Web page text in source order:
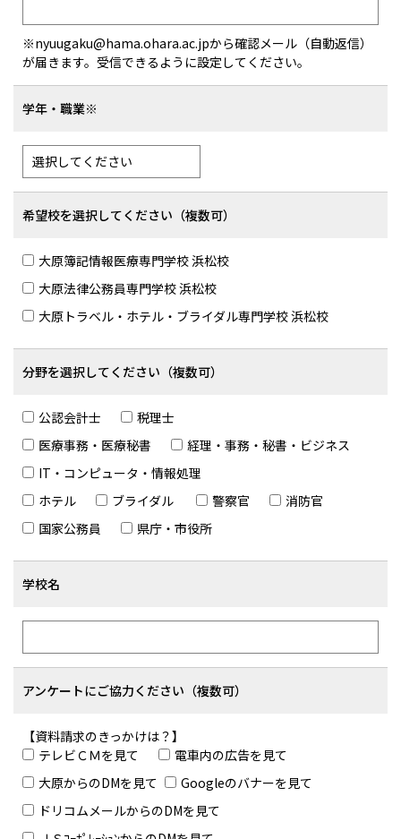
※nyuugaku@hama.ohara.ac.jpから確認メール（自動返信）
が届きます。受信できるように設定してください。
学年・職業※
希望校を選択してください（複数可）
大原簿記情報医療専門学校 浜松校
大原法律公務員専門学校 浜松校
大原トラベル・ホテル・ブライダル専門学校 浜松校
分野を選択してください（複数可）
公認会計士
税理士
医療事務・医療秘書
経理・事務・秘書・ビジネス
IT・コンピュータ・情報処理
ホテル
ブライダル 警察官
消防官
国家公務員
県庁・市役所
学校名
アンケートにご協力ください（複数可）
【資料請求のきっかけは？】
テレビＣＭを見て
電車内の広告を見て
大原からのDMを見て
Googleのバナーを見て
ドリコムメールからのDMを見て